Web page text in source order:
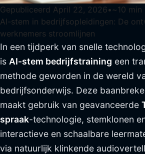
Gepubliceerd April 22, 2026• ~10 min
AI-stem in bedrijfsopleidingen: De
werknemers stroomlijnen
In een tijdperk van snelle
is AI-stem bedrijfstraining een
methode geworden in de wereld
bedrijfsonderwijs. Deze
maakt gebruik van geavanceerde
spraak-technologie, stemklonen
interactieve en schaalbare
via natuurlijk klinkende